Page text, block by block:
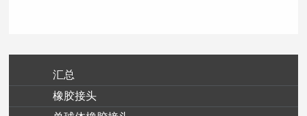
汇总
橡胶接头